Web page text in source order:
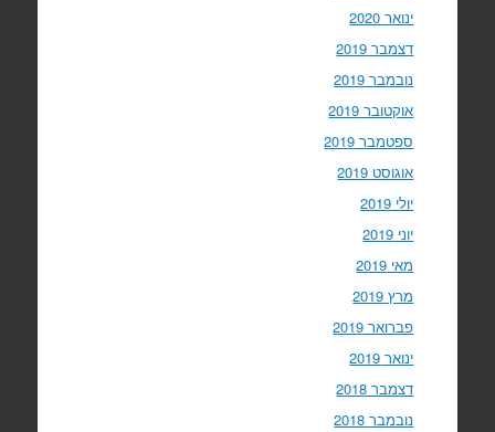
ינואר 2020
דצמבר 2019
נובמבר 2019
אוקטובר 2019
ספטמבר 2019
אוגוסט 2019
יולי 2019
יוני 2019
מאי 2019
מרץ 2019
פברואר 2019
ינואר 2019
דצמבר 2018
נובמבר 2018